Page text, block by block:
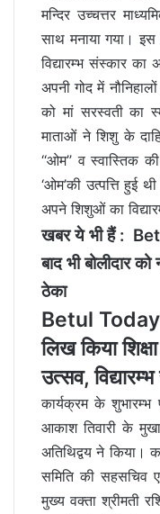
मन्दिर उच्चत्तर
साथ मनाया गया। इस
विद्यारम्भ संस्कार
अपनी गोद में
को मां सरस्वती का
माताओं ने शिशु के
‘‘ओम’’ व स्वास्तिक
‘ओम’की उत्पत्ति हुई
अपने शिशुओं का
खबर ये भी हैं :
बाद भी बोलीदार को
ठेका
Betul
लिख किया
उत्सव,
कार्यक्रम के
आकाश तिवारी के
अतिथिद्वय ने किया।
समिति की सहसचिव
मुख्य वक्ता श्रीमती